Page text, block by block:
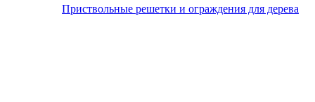
Приствольные решетки и ограждения для дерева